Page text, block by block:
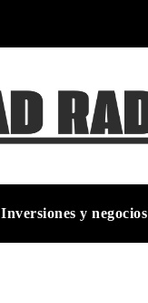
Inversiones y negocios